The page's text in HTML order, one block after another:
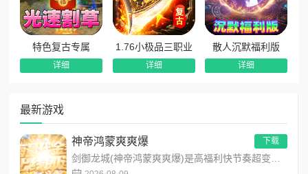
最新游戏
神帝鸿蒙爽爽爆 下载
特色复古专属
详细
1.76小极品三职业
详细
散人沉默福利版
详细